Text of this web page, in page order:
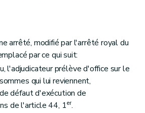
arrêté, modifié par l'arrêté royal du
par ce qui suit:
l'adjudicateur prélève d'office sur le
qui lui reviennent,
défaut d'exécution de
de l'article 44, 1er.